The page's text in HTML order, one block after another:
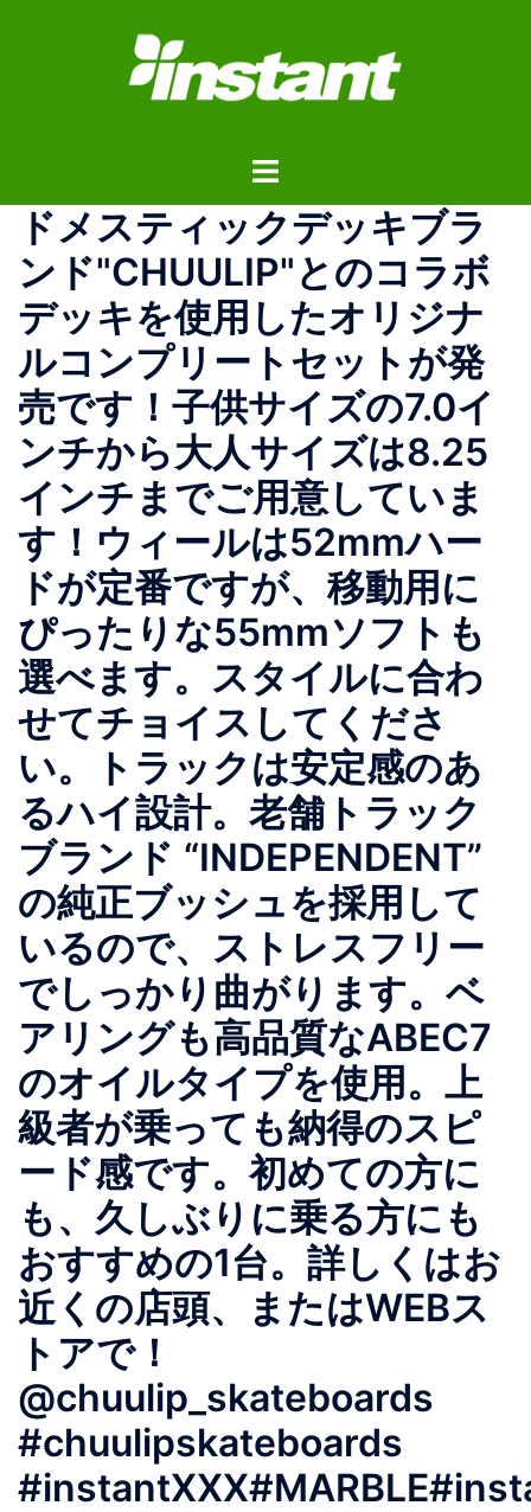
ス
ト
ル
メ
ニ
ュ
ー
ドメスティックデッキブラ
ンド"CHUULIP"とのコラボ
デッキを使用したオリジナ
ルコンプリートセットが発
売です！子供サイズの7.0イ
ンチから大人サイズは8.25
インチまでご用意していま
す！ウィールは52mmハー
ドが定番ですが、移動用に
ぴったりな55mmソフトも
選べます。スタイルに合わ
せてチョイスしてくださ
い。トラックは安定感のあ
るハイ設計。老舗トラック
ブランド “INDEPENDENT”
の純正ブッシュを採用して
いるので、ストレスフリー
でしっかり曲がります。ベ
アリングも高品質なABEC7
のオイルタイプを使用。上
級者が乗っても納得のスピ
ード感です。初めての方に
も、久しぶりに乗る方にも
おすすめの1台。詳しくはお
近くの店頭、またはWEBス
トアで！
@chuulip_skateboards
#chuulipskateboards